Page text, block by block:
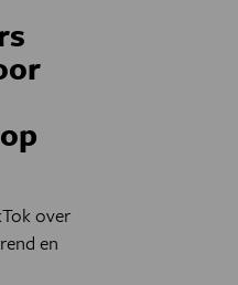
over
en